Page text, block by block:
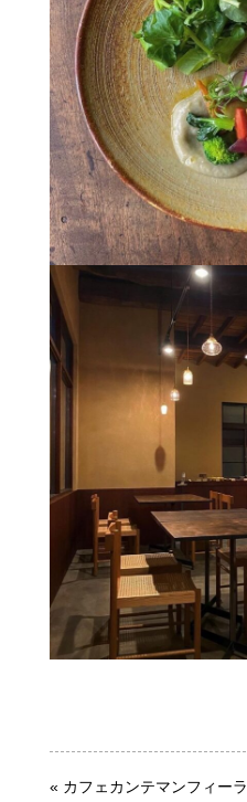
« カフェカンテマンフィーラ